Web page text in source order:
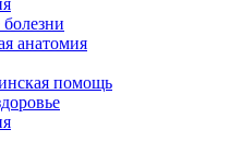
анатомия
помощь